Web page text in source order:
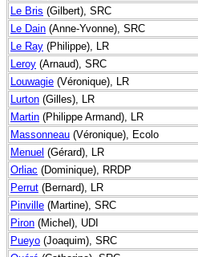
Le Bris (Gilbert), SRC
Le Dain (Anne-Yvonne), SRC
Le Ray (Philippe), LR
Leroy (Arnaud), SRC
Louwagie (Véronique), LR
Lurton (Gilles), LR
Martin (Philippe Armand), LR
Massonneau (Véronique), Ecolo
Menuel (Gérard), LR
Orliac (Dominique), RRDP
Perrut (Bernard), LR
Pinville (Martine), SRC
Piron (Michel), UDI
Pueyo (Joaquim), SRC